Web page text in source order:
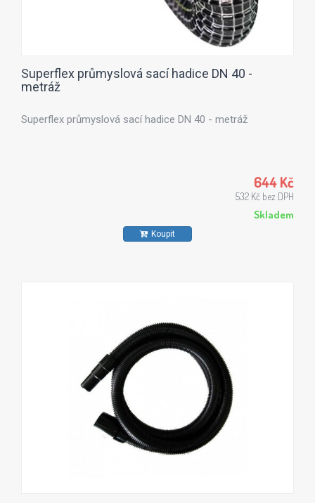
Superflex průmyslová sací hadice DN 40 -
metráž
Superflex průmyslová sací hadice DN 40 - metráž
644 Kč
532 Kč bez DPH
Skladem
Koupit